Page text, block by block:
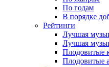
По годам
В порядке
Рейтинги
Лучшая
Лучшая
Плодовитые
Плодовитые